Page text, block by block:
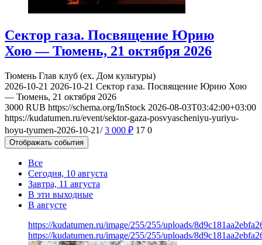
Сектор газа. Посвящение Юрию
Хою — Тюмень, 21 октября 2026
Тюмень Глав клуб (ex. Дом культуры)
2026-10-21 2026-10-21 Сектор газа. Посвящение Юрию Хою
— Тюмень, 21 октября 2026
3000 RUB https://schema.org/InStock 2026-08-03T03:42:00+03:00
https://kudatumen.ru/event/sektor-gaza-posvyascheniyu-yuriyu-
hoyu-tyumen-2026-10-21/ 3 000 ₽ 17 0
Отображать события
Все
Сегодня, 10 августа
Завтра, 11 августа
В эти выходные
В августе
https://kudatumen.ru/image/255/255/uploads/
https://kudatumen.ru/image/255/255/uploads/